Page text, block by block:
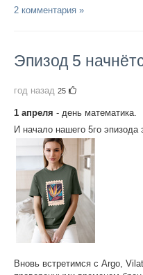
2 комментария »
Эпизод 5
год назад 25
1 апреля - день математика.
И начало нашего 5го эпизода
Вновь встретимся с Argo,